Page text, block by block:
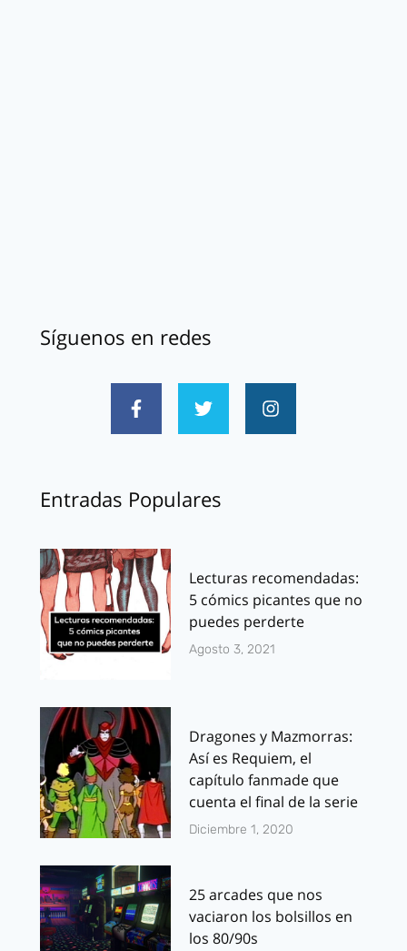
Síguenos en redes
Entradas Populares
Lecturas recomendadas:
5 cómics picantes que no
puedes perderte
Agosto 3, 2021
Dragones y Mazmorras:
Así es Requiem, el
capítulo fanmade que
cuenta el final de la serie
Diciembre 1, 2020
25 arcades que nos
vaciaron los bolsillos en
los 80/90s